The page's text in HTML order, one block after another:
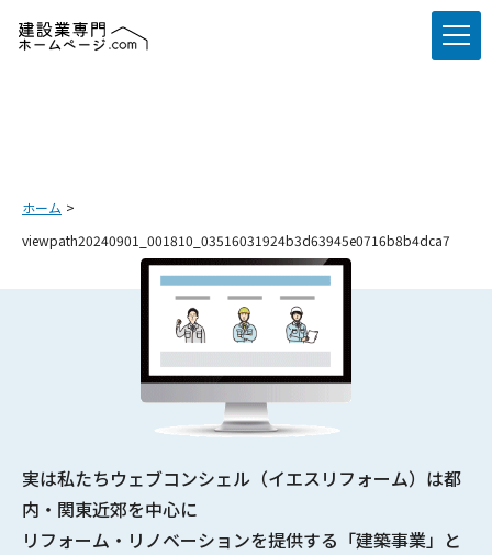
ホーム
viewpath20240901_001810_03516031924b3d63945e0716b8b4dca7
実は私たちウェブコンシェル（イエスリフォーム）は都
内・関東近郊を中心に
リフォーム・リノベーションを提供する 「建築事業」と